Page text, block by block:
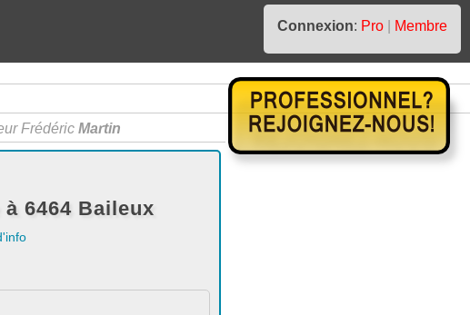
Connexion: Pro
Membre
Frédéric Martin
6464 Baileux